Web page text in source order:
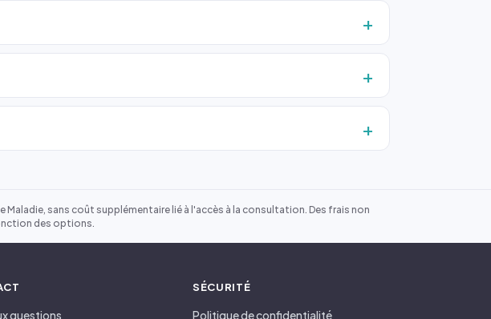
sans coût supplémentaire lié à l'accès à la consultation. Des frais non
des options.
questions
SÉCURITÉ
Politique de confidentialité